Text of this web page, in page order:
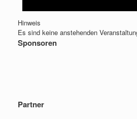
Hinweis
Es sind keine anstehenden
Sponsoren
Partner